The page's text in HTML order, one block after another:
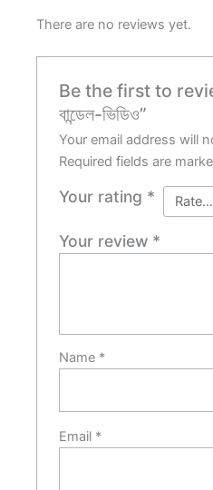
There are no reviews yet.
Be the first to
বান্ডেল-ভিডিও”
Your email address will
Required fields are
Your rating *
Your review *
Name *
Email *